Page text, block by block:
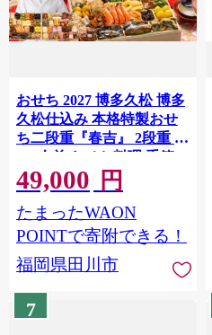
おせち 2027 博多久松 博多
久松仕込み 本格特製おせ
ち二段重『春吉』 2段重 3
～4人前 おせち料理 重箱
お正月 冷凍おせち 縁起物
祝箸付 福岡 お節 オセチ
oseti osechi お祝い 迎春お
せち 本格おせち おせち予
春 贅沢おせち こだわりお
さと納税おせち 御節 お節
49,000 円
たまったWAON
POINTで寄附できる！
福岡県田川市
7